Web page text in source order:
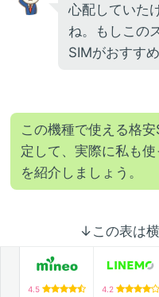
心配していた
ね。もしこの
SIMがおすす
この機種で使える格
定して、実際に私も
を紹介しましょう。
↓この表は
4.5 4.2